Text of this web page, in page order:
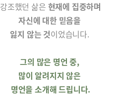
강조했던 삶은 현재에 집중하며
자신에 대한 믿음을
잃지 않는 것이었습니다.
그의 많은 명언 중,
많이 알려지지 않은
명언을 소개해 드립니다.